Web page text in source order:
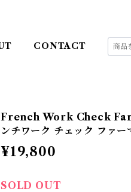
CONTACT
French Work Check
ンチワーク チェック ファー
¥19,800
SOLD OUT